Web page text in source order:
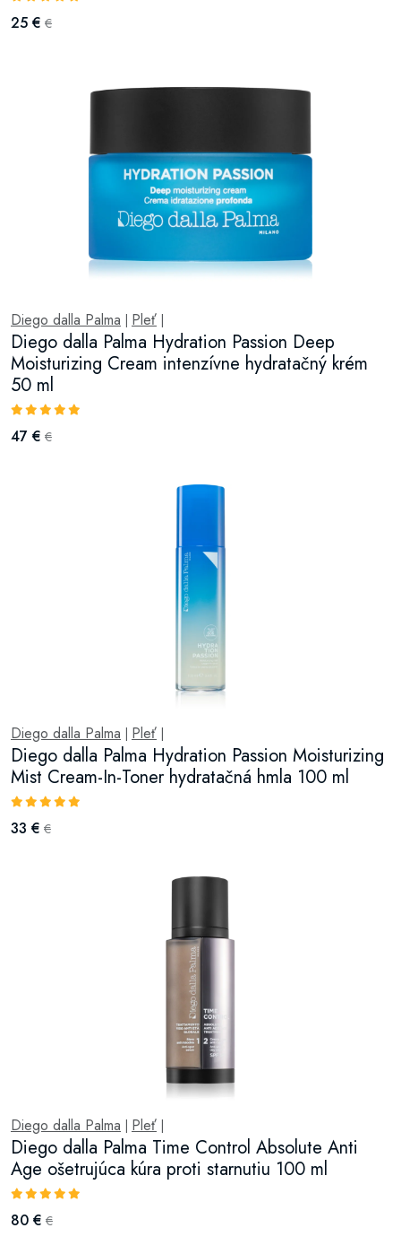
25 € €
Diego dalla Palma Pleť
Diego dalla Palma Hydration Passion Deep
Moisturizing Cream intenzívne hydratačný krém
50 ml
47 € €
Diego dalla Palma Pleť
Diego dalla Palma Hydration Passion Moisturizing
Mist Cream-In-Toner hydratačná hmla 100 ml
33 € €
Diego dalla Palma Pleť
Diego dalla Palma Time Control Absolute Anti
Age ošetrujúca kúra proti starnutiu 100 ml
80 € €